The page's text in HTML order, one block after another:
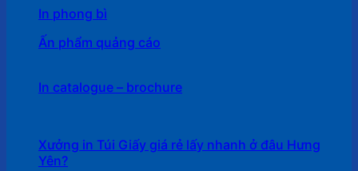
In phong bì
Ấn phẩm quảng cáo
In catalogue – brochure
Xưởng in Túi Giấy giá rẻ lấy nhanh ở đâu Hưng
Yên?